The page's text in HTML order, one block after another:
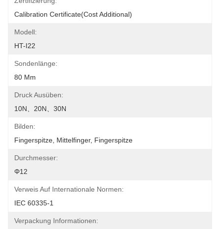
Calibration Certificate(cost Additional)
Modell:
HT-I22
Sondenlänge:
80 Mm
Druck Ausüben:
10N、20N、30N
Bilden:
Fingerspitze, Mittelfinger, Fingerspitze
Durchmesser:
Φ12
Verweis Auf Internationale Normen:
IEC 60335-1
Verpackung Informationen: